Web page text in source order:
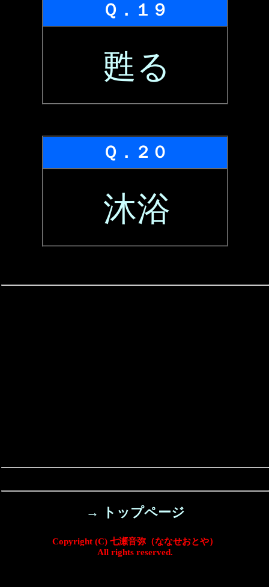
Ｑ．１９
甦る
Ｑ．２０
沐浴
→ トップページ
Copyright (C) 七瀬音弥（ななせおとや）
All rights reserved.